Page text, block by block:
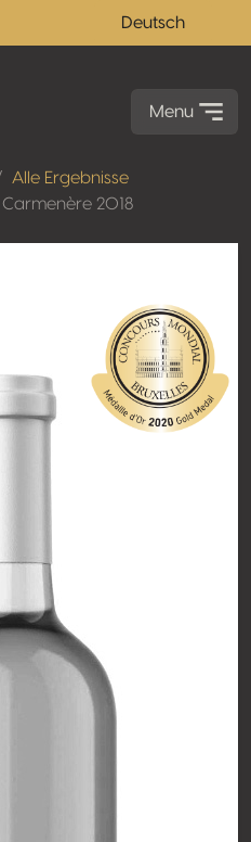
Deutsch
Menu
Alle Ergebnisse
2018